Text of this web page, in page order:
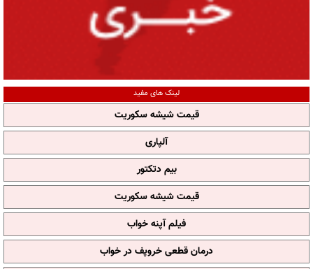
لینک های مفید
قیمت شیشه سکوریت
آلپاری
بیم دتکتور
قیمت شیشه سکوریت
فیلم آپنه خواب
درمان قطعی خروپف در خواب